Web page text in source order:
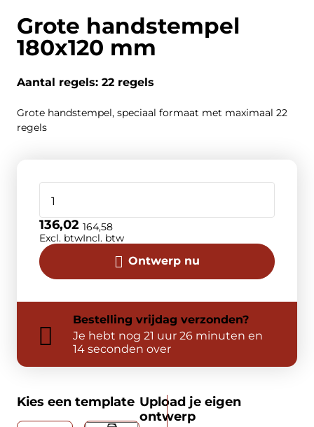
Grote handstempel
180x120 mm
Aantal regels: 22 regels
Grote handstempel, speciaal formaat met maximaal 22
regels
Ontwerp nu
136,02
Excl. btw
164,58
Incl. btw
Bestelling vrijdag verzonden?
Je hebt nog 21 uur 26 minuten en
14 seconden over
Kies een template Upload je eigen
ontwerp